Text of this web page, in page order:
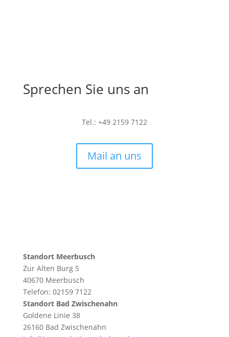
Spre­chen Sie uns an
Tel.: +49 2159 7122
Mail an uns
Standort Meerbusch
Zur Alten Burg 5
40670 Meerbusch
Telefon: 02159 7122
Standort Bad Zwischenahn
Goldene Linie 38
26160 Bad Zwischenahn